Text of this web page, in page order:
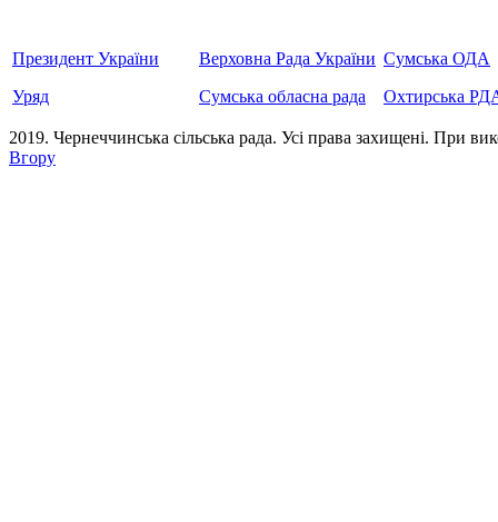
Президент України
Уряд
Верховна Рада України
Сумська обласна рада
Сумська ОДА
Охтирська
2019. Чернеччинська сільська рада. Усi права захищенi. При
Вгору